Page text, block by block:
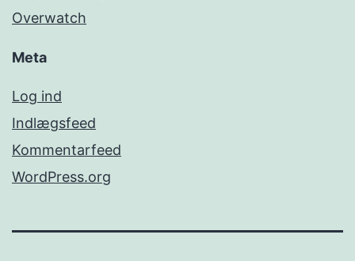
Overwatch
Meta
Log ind
Indlægsfeed
Kommentarfeed
WordPress.org